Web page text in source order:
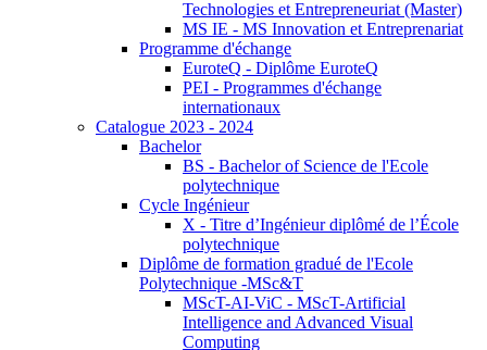
Technologies et Entrepreneuriat (Master)
MS IE - MS Innovation et Entreprenariat
Programme d'échange
EuroteQ - Diplôme EuroteQ
PEI - Programmes d'échange
internationaux
Catalogue 2023 - 2024
Bachelor
BS - Bachelor of Science de l'Ecole
polytechnique
Cycle Ingénieur
X - Titre d’Ingénieur diplômé de l’École
polytechnique
Diplôme de formation gradué de l'Ecole
Polytechnique -MSc&T
MScT-AI-ViC - MScT-Artificial
Intelligence and Advanced Visual
Computing